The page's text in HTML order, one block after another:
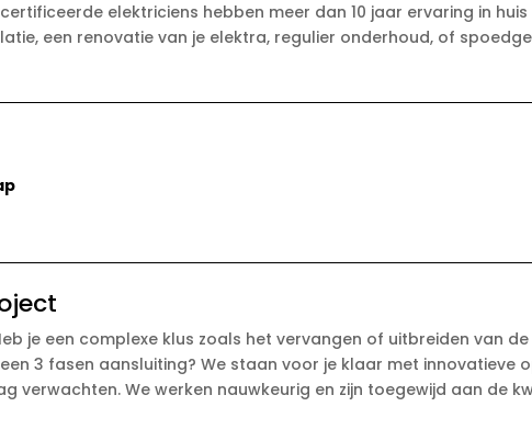
elektriciens hebben meer dan 10 jaar ervaring in
een renovatie van je elektra, regulier onderhoud, of
je een complexe klus zoals het vervangen of uitbreiden van
3 fasen aansluiting? We staan voor je klaar met innovatieve
We werken nauwkeurig en zijn toegewijd aan de